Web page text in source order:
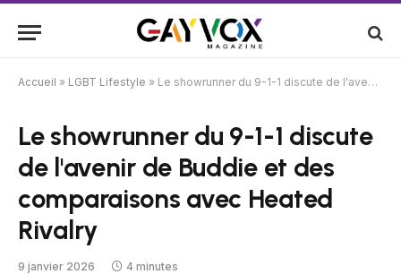
Accueil » LGBT Lifestyle » Le showrunner du 9-1-1 discute de l'avenir de Buddie et des comparaisons avec Heated Rivalry
Le showrunner du 9-1-1 discute
de l'avenir de Buddie et des
comparaisons avec Heated
Rivalry
9 janvier 2026 4 minutes